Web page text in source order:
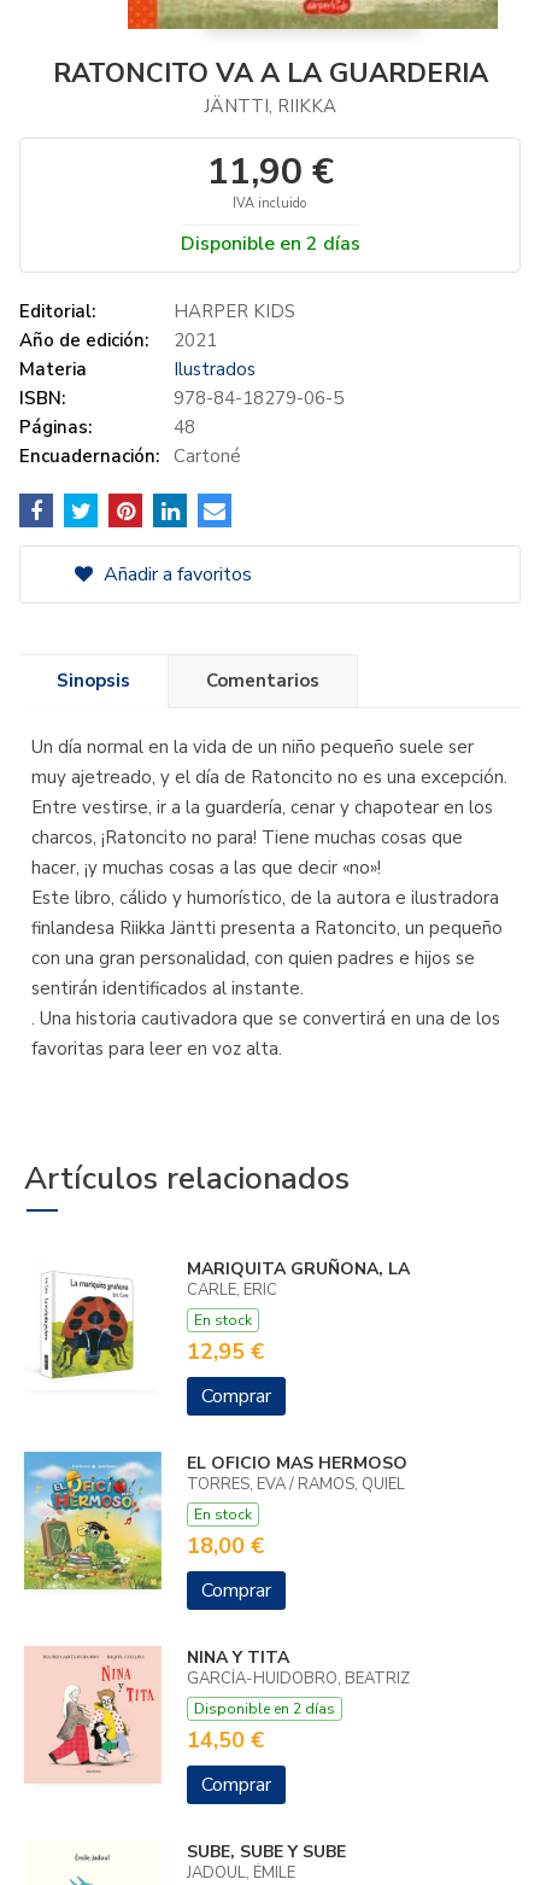
RATONCITO VA A LA GUARDERIA
JÄNTTI, RIIKKA
11,90 €
IVA incluido
Disponible en 2 días
Editorial:
HARPER KIDS
Año de edición:
2021
Materia
Ilustrados
ISBN:
978-84-18279-06-5
Páginas:
48
Encuadernación: Cartoné
Añadir a favoritos
Sinopsis Comentarios
Un día normal en la vida de un niño pequeño suele ser
muy ajetreado, y el día de Ratoncito no es una excepción.
Entre vestirse, ir a la guardería, cenar y chapotear en los
charcos, ¡Ratoncito no para! Tiene muchas cosas que
hacer, ¡y muchas cosas a las que decir «no»!
Este libro, cálido y humorístico, de la autora e ilustradora
finlandesa Riikka Jäntti presenta a Ratoncito, un pequeño
con una gran personalidad, con quien padres e hijos se
sentirán identificados al instante.
. Una historia cautivadora que se convertirá en una de los
favoritas para leer en voz alta.
Artículos relacionados
MARIQUITA GRUÑONA, LA
CARLE, ERIC
En stock
12,95 €
Comprar
EL OFICIO MAS HERMOSO
TORRES, EVA / RAMOS, QUIEL
En stock
18,00 €
Comprar
NINA Y TITA
GARCÍA-HUIDOBRO, BEATRIZ
Disponible en 2 días
14,50 €
Comprar
SUBE, SUBE Y SUBE
JADOUL, ÉMILE